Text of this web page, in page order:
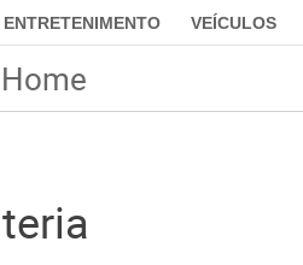
ENTRETENIMENTO VEÍCULOS
Home